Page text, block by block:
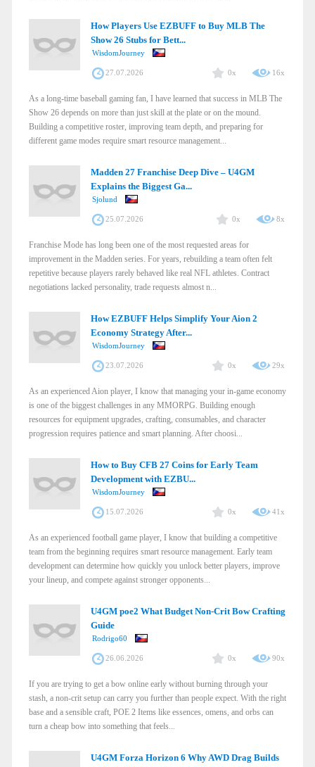
How Players Use EZBUFF to Buy MLB The
Show 26 Stubs for Bett...
WisdomJourney
27.07.2026 0x 16x
As a long-time baseball gaming fan, I have learned that success in MLB The
Show 26 depends on more than just skill at the plate or on the mound.
Building a competitive roster, improving team depth, and preparing for
different game modes require smart resource management...
Madden 27 Franchise Deep Dive – U4GM
Explains the Biggest Ga...
Sjolund
25.07.2026 0x 8x
Franchise Mode has long been one of the most requested areas for
improvement in the Madden series. For years, rebuilding a team often felt
repetitive because players rarely behaved like real NFL athletes. Contract
negotiations lacked personality, trade requests almost n...
How EZBUFF Helps Simplify Your Aion 2
Economy Strategy After...
WisdomJourney
23.07.2026 0x 29x
As an experienced Aion player, I know that managing your in-game economy
is one of the biggest challenges in any MMORPG. Building enough
resources for equipment upgrades, crafting, consumables, and character
progression requires patience and smart planning. After choosi...
How to Buy CFB 27 Coins for Early Team
Development with EZBU...
WisdomJourney
15.07.2026 0x 41x
As an experienced football game player, I know that building a competitive
team from the beginning requires smart resource management. Early team
development can determine how quickly you unlock better players, improve
your lineup, and compete against stronger opponents...
U4GM poe2 What Budget Non-Crit Bow Crafting
Guide
Rodrigo60
26.06.2026 0x 90x
If you are trying to get a bow online early without burning through your
stash, a non-crit setup can carry you further than people expect. With the right
base and a sensible craft, POE 2 Items like essences, omens, and orbs can
turn a cheap bow into something that feels...
U4GM Forza Horizon 6 Why AWD Drag Builds